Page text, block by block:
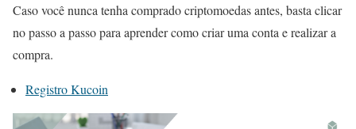
Caso você nunca tenha comprado criptomoedas antes, basta clicar
no passo a passo para aprender como criar uma conta e realizar a
compra.
Registro Kucoin